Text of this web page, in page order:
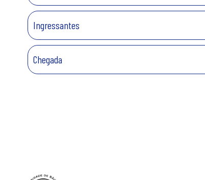
Ingressantes
Chegada